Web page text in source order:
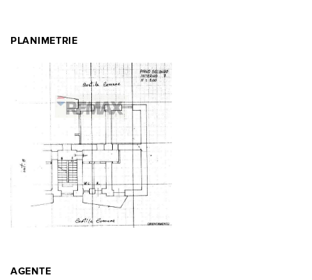
PLANIMETRIE
AGENTE